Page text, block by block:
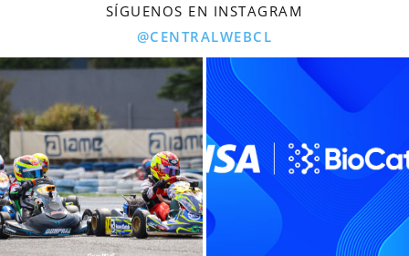
SÍGUENOS EN INSTAGRAM
@CENTRALWEBCL